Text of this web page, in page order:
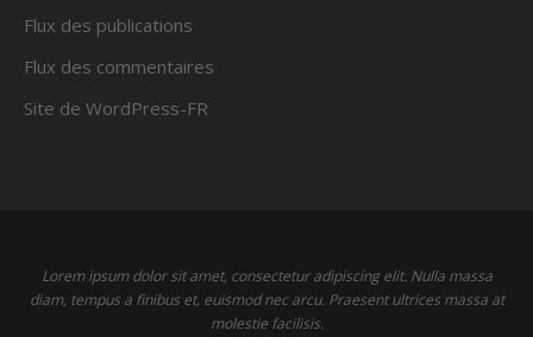
Flux des publications
Flux des commentaires
Site de WordPress-FR
Lorem ipsum dolor sit amet, consectetur adipiscing elit. Nulla massa
diam, tempus a finibus et, euismod nec arcu. Praesent ultrices massa at
molestie facilisis.